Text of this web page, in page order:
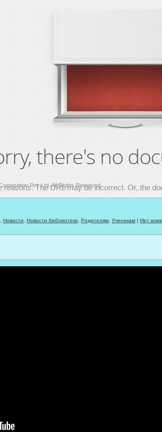
Новости Новости библиотеки Родителям Ученикам | Нет